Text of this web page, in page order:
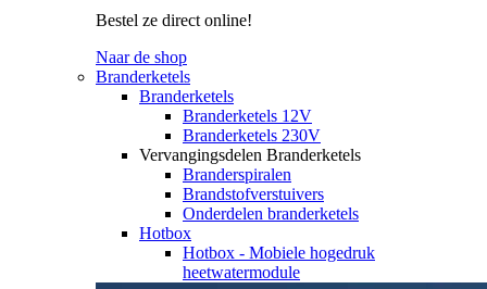
Bestel ze direct online!
Naar de shop
Branderketels
Branderketels
Branderketels 12V
Branderketels 230V
Vervangingsdelen Branderketels
Branderspiralen
Brandstofverstuivers
Onderdelen branderketels
Hotbox
Hotbox - Mobiele hogedruk
heetwatermodule